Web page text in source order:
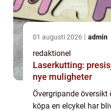
01 augusti 2026 admin
redaktionel
Laserkutting:
nye muligheter
Övergripande
köpa en elcykel har